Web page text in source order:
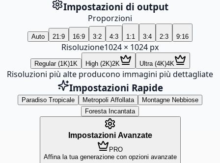
Impostazioni di output
Proporzioni
Auto 21:9 16:9 3:2 4:3 1:1 3:4 2:3 9:16
Risoluzione1024 × 1024 px
Regular (1K)1K High (2K)2K Ultra (4K)4K
Risoluzioni più alte producono immagini più dettagliate
Impostazioni Rapide
Paradiso Tropicale Metropoli Affollata
Montagne Nebbiose
Foresta Incantata
Impostazioni Avanzate
PRO
Affina la tua generazione con opzioni avanzate